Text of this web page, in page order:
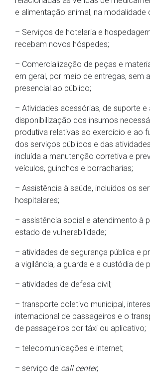
e alimentação animal, na modalidade
– Serviços de hotelaria e
recebam novos hóspedes;
– Comercialização de peças e
em geral, por meio de entregas, sem
presencial ao público;
– Atividades acessórias, de suporte e
disponibilização dos insumos
produtiva relativas ao exercício e ao
dos serviços públicos e das
incluída a manutenção corretiva e
veículos, guinchos e borracharias;
– Assistência à saúde, incluídos os
hospitalares;
– assistência social e atendimento à
estado de vulnerabilidade;
– atividades de segurança pública e
a vigilância, a guarda e a custódia de
– atividades de defesa civil;
– transporte coletivo municipal,
internacional de passageiros e o
de passageiros por táxi ou aplicativo;
– telecomunicações e internet;
– serviço de call center;